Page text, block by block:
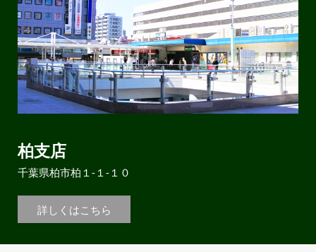
柏支店
千葉県柏市柏１-１-１０
詳しくはこちら